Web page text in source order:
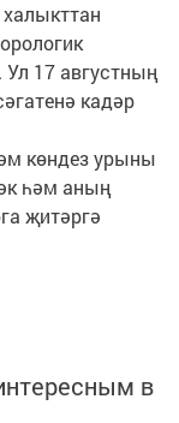
17 августның
кадәр
көндез урыны
һәм аның
җитәргә
в